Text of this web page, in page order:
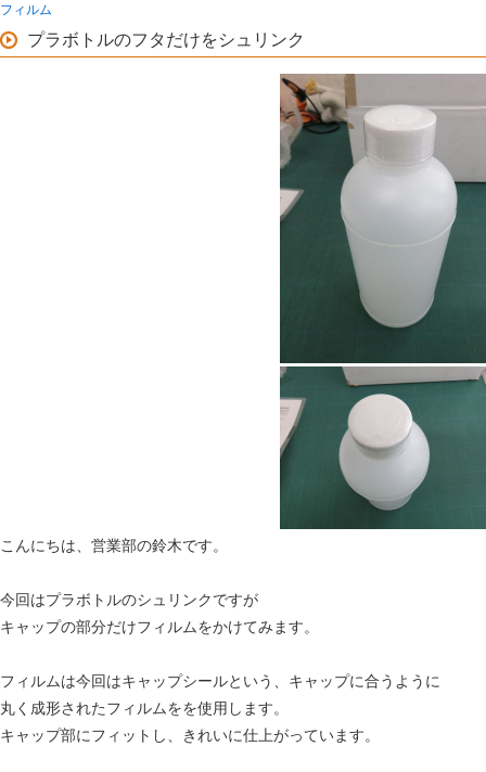
フィルム
プラボトルのフタだけをシュリンク
こんにちは、営業部の鈴木です。
今回はプラボトルのシュリンクですが
キャップの部分だけフィルムをかけてみます。
フィルムは今回はキャップシールという、キャップに合うように
丸く成形されたフィルムをを使用します。
キャップ部にフィットし、きれいに仕上がっています。